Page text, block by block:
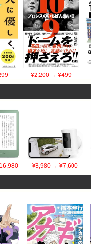
¥2,200 → ¥499
¥8,980→ ¥7,600